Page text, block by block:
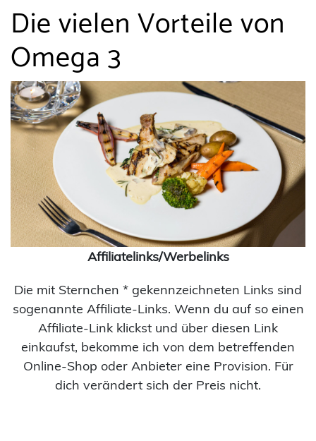
Die vielen Vorteile von
Omega 3
Affiliatelinks/Werbelinks
Die mit Sternchen * gekennzeichneten Links sind
sogenannte Affiliate-Links. Wenn du auf so einen
Affiliate-Link klickst und über diesen Link
einkaufst, bekomme ich von dem betreffenden
Online-Shop oder Anbieter eine Provision. Für
dich verändert sich der Preis nicht.